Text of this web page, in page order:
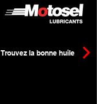
Trouvez la bonne huile